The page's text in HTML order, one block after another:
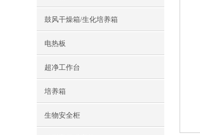
鼓风干燥箱/生化培养箱
电热板
超净工作台
培养箱
生物安全柜